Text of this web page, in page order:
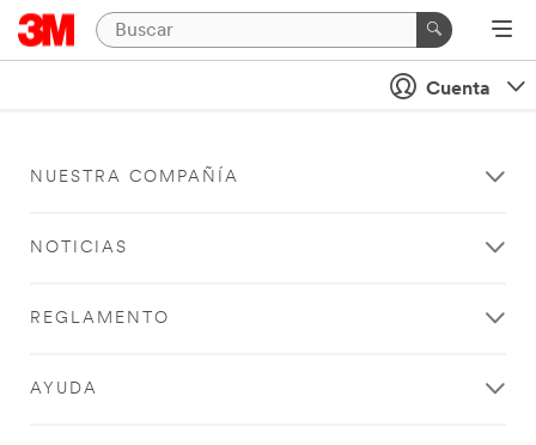
Cuenta
NUESTRA COMPAÑÍA
NOTICIAS
REGLAMENTO
AYUDA